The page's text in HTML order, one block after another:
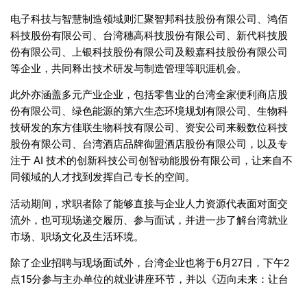
电子科技与智慧制造领域则汇聚智邦科技股份有限公司、鸿佰
科技股份有限公司、台湾穗高科技股份有限公司、新代科技股
份有限公司、上银科技股份有限公司及毅嘉科技股份有限公司
等企业，共同释出技术研发与制造管理等职涯机会。
此外亦涵盖多元产业企业，包括零售业的台湾全家便利商店股
份有限公司、绿色能源的第六生态环境规划有限公司、生物科
技研发的东方佳联生物科技有限公司、资安公司来毅数位科技
股份有限公司、台湾酒店品牌御盟酒店股份有限公司，以及专
注于 AI 技术的创新科技公司创智动能股份有限公司，让来自不
同领域的人才找到发挥自己专长的空间。
活动期间，求职者除了能够直接与企业人力资源代表面对面交
流外，也可现场递交履历、参与面试，并进一步了解台湾就业
市场、职场文化及生活环境。
除了企业招聘与现场面试外，台湾企业也将于6月27日，下午2
点15分参与主办单位的就业讲座环节，并以《迈向未来：让台